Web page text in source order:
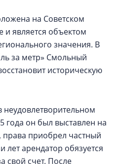
на Советском
и является объектом
значения. В
за метр» Смольный
историческую
неудовлетворительном
года он был выставлен на
права приобрел частный
лет арендатор обязуется
свой счет. После